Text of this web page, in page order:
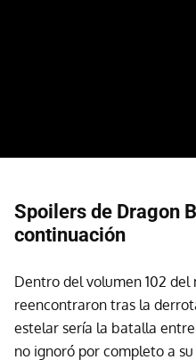
Spoilers de Dragon
continuación
Dentro del volumen 102 del
reencontraron tras la
estelar sería la batalla
no ignoró por completo a